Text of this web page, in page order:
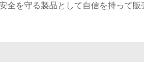
を守る製品として自信を持って